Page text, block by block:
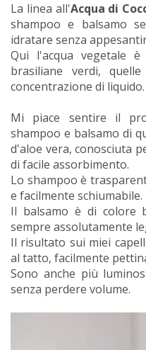
La linea all'Acqua di
shampoo e balsamo
idratare senza
Qui l'acqua vegetale
brasiliane verdi,
concentrazione di liquido.
Mi piace sentire il
shampoo e balsamo di
d'aloe vera, conosciuta
di facile assorbimento.
Lo shampoo è
e facilmente schiumabile.
Il balsamo è di colore
sempre assolutamente
Il risultato sui miei
al tatto, facilmente
Sono anche più
senza perdere volume.